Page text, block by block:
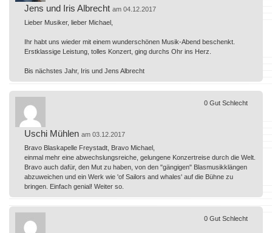
Jens und Iris Albrecht am 04.12.2017
Lieber Musiker, lieber Michael,
Ihr habt uns wieder mit einem wunderschönen Musik-Abend beschenkt.
Erstklassige Leistung, tolles Konzert, ging durchs Ohr ins Herz.
Bis nächstes Jahr, Iris und Jens Albrecht
Uschi Mühlen am 03.12.2017
Bravo Blaskapelle Freystadt, Bravo Michael,
einmal mehr eine abwechslungsreiche, gelungene Konzertreise durch die Welt.
Bravo auch dafür, den Mut zu haben, von den "gängigen" Blasmusikklängen
abzuweichen und ein Werk wie 'of Sailors and whales' auf die Bühne zu
bringen. Einfach genial! Weiter so.
0 Gut Schlecht
0 Gut Schlecht